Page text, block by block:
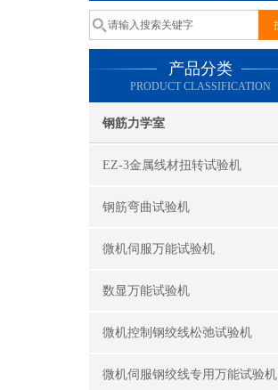
产品分类
PRODUCT CLASSIFICATION
钢筋力学室
EZ-3金属线材扭转试验机
钢筋弯曲试验机
微机伺服万能试验机
数显万能试验机
微机控制钢绞线松弛试验机
微机伺服钢绞线专用万能试验机